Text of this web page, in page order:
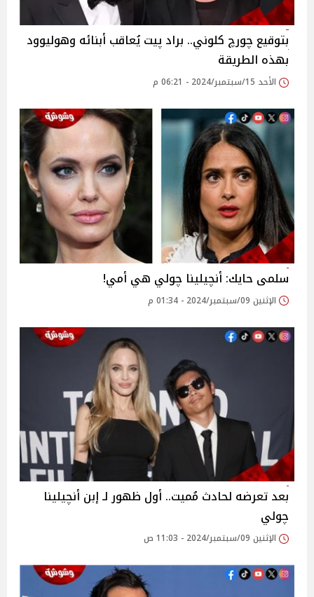
بتوقيع چورچ كلوني.. براد پيت يُعاقب أبنائه وهوليوود
بهذه الطريقة
الأحد 15/سبتمبر/2024 - 06:21 م
سلمى حايك: أنچيلينا چولي هي أمي!
الإثنين 09/سبتمبر/2024 - 01:34 م
بعد تعرضه لحادث مُميت.. أول ظهور لـ إبن أنچيلينا
چولي
الإثنين 09/سبتمبر/2024 - 11:03 ص